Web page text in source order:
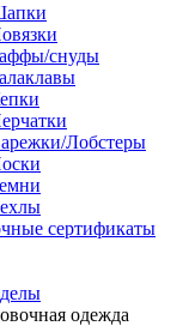
снуды
Лобстеры
сертификаты
одежда